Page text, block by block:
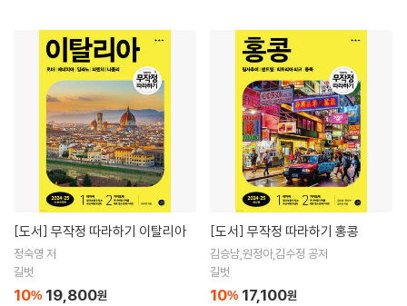
[도서] 무작정 따라하기 이탈리아
정숙영 저
길벗
10% 19,800원
[도서] 무작정 따라하기 홍콩
김승남,원정아,김수정 공저
길벗
10% 17,100원